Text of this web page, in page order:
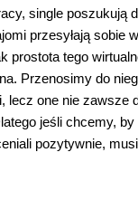
single poszukują
przesyłają sobie
prostota tego
Przenosimy do
lecz one nie zawsze
jeśli chcemy, by
pozytywnie,